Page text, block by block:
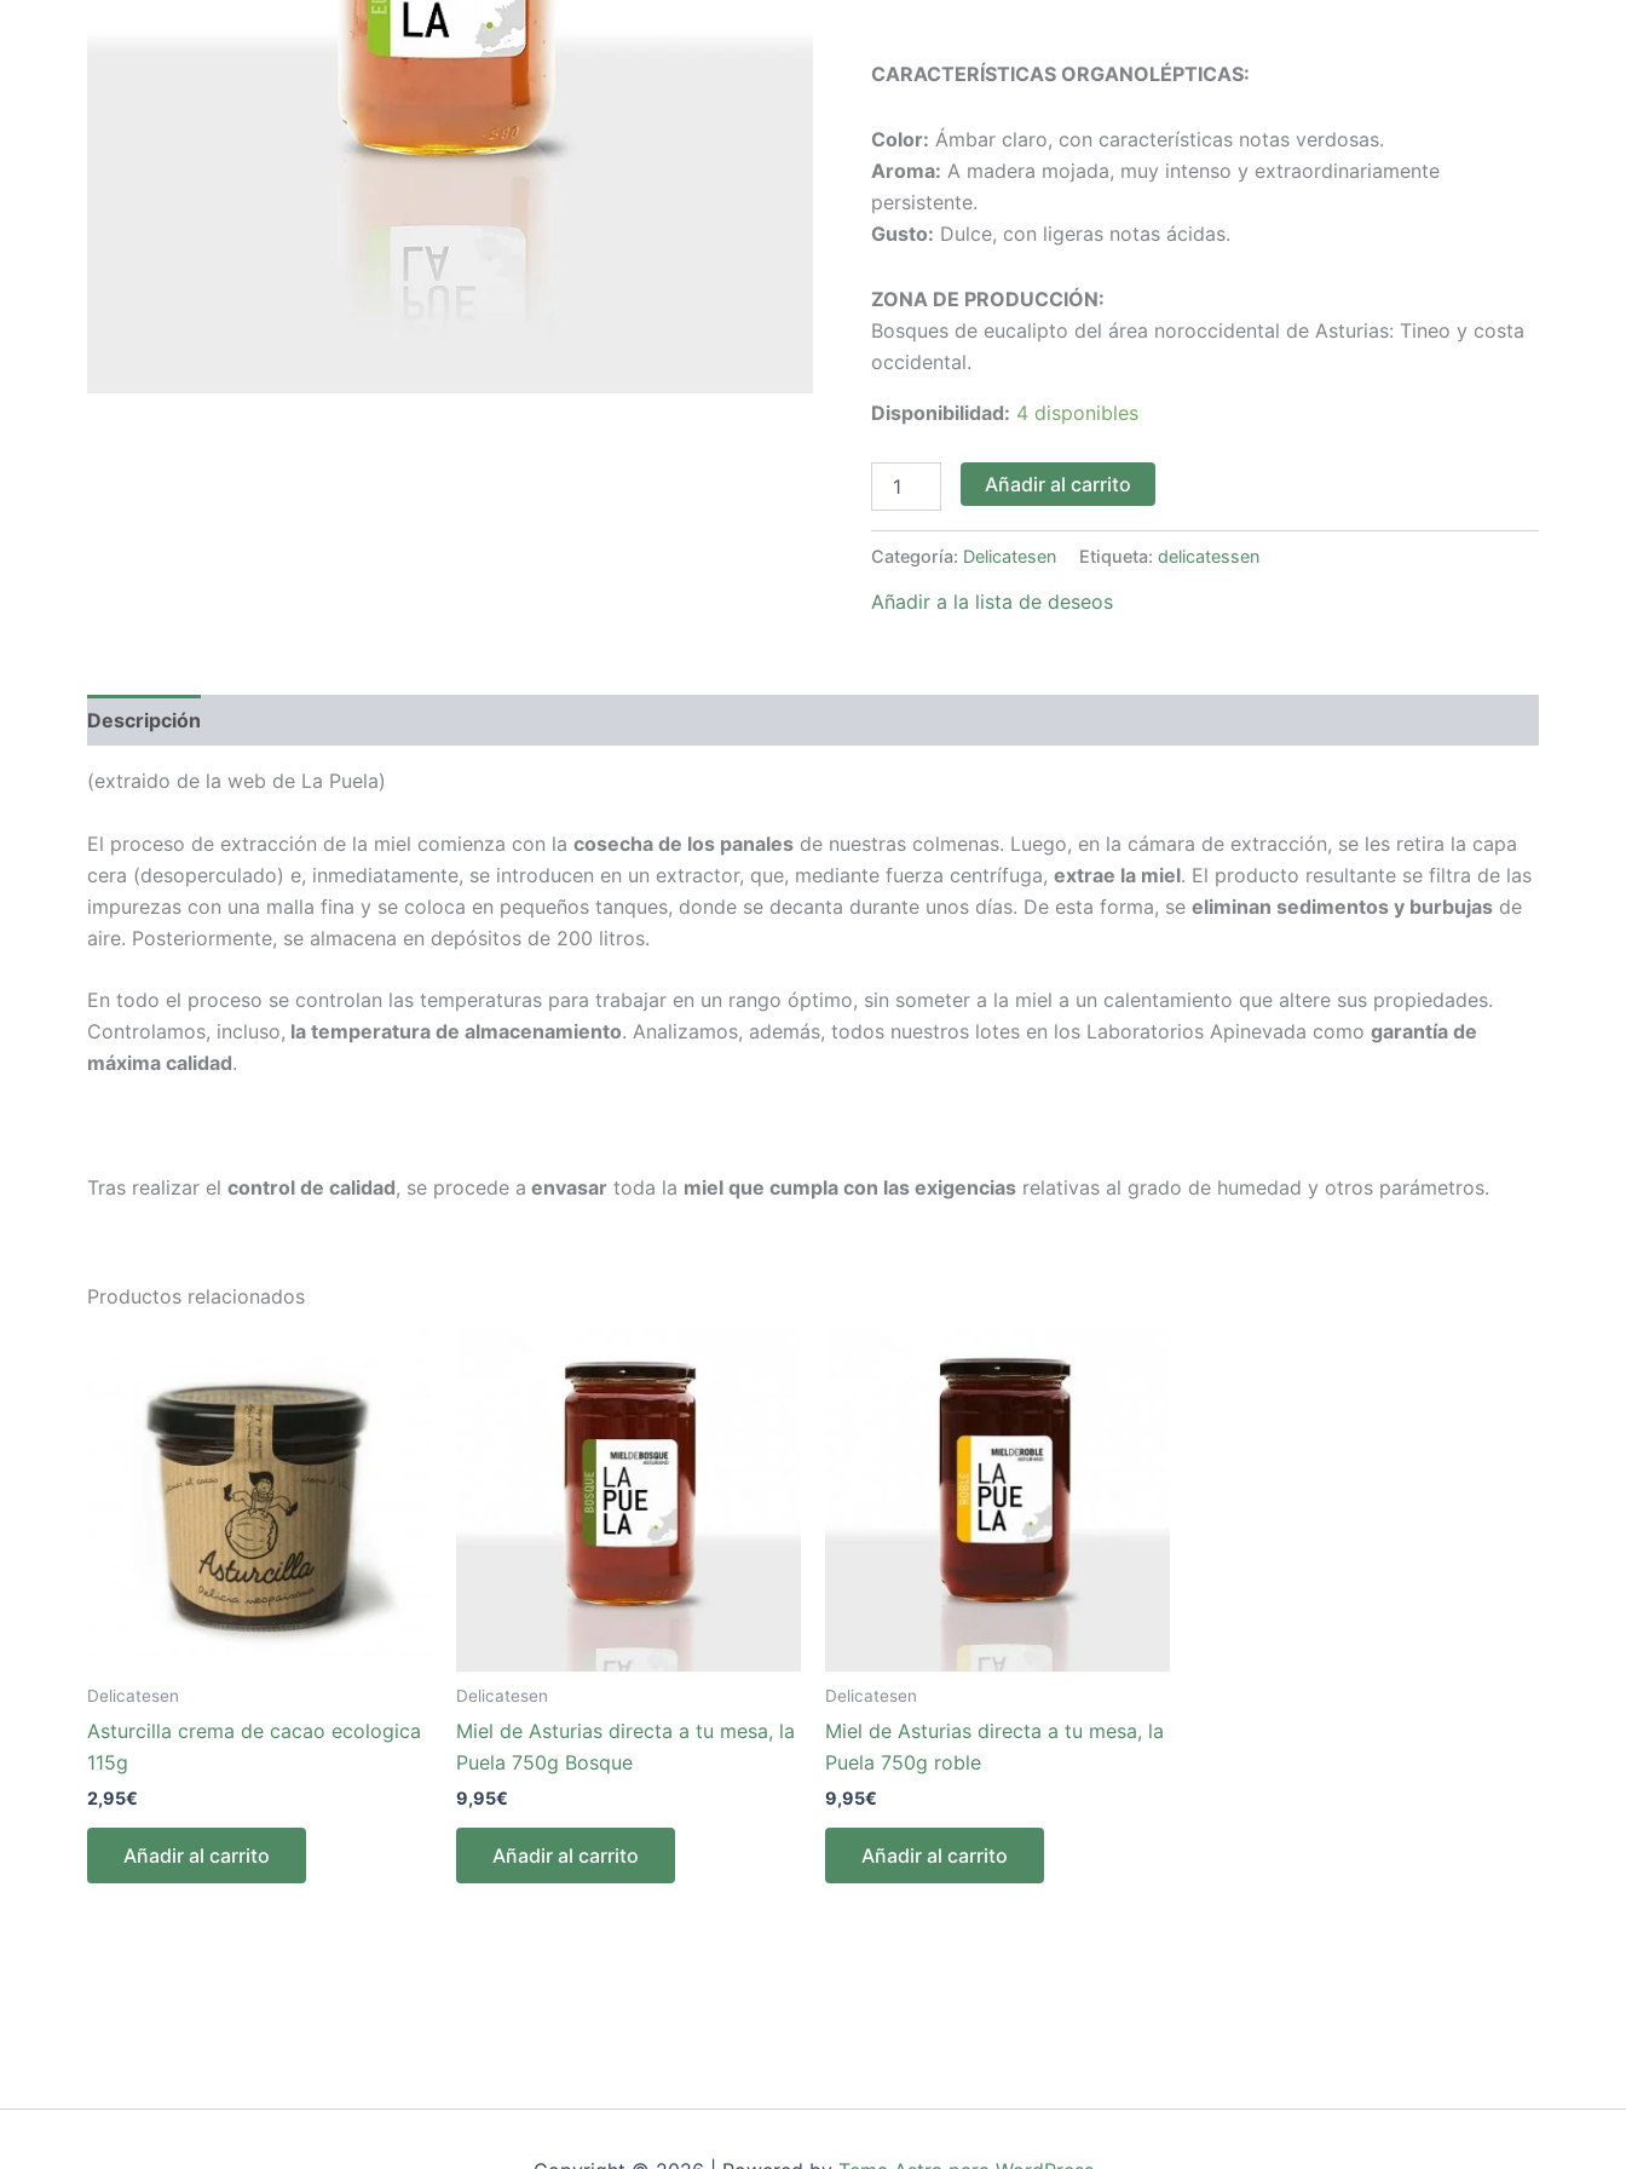
CARACTERÍSTICAS ORGANOLÉPTICAS:
Color: Ámbar claro, con características notas verdosas.
Aroma: A madera mojada, muy intenso y extraordinariamente
persistente.
Gusto: Dulce, con ligeras notas ácidas.
ZONA DE PRODUCCIÓN:
Bosques de eucalipto del área noroccidental de Asturias: Tineo y costa
occidental.
Disponibilidad: 4 disponibles
Añadir al carrito
Categoría: Delicatesen Etiqueta: delicatessen
Añadir a la lista de deseos
Descripción
(extraido de la web de La Puela)
El proceso de extracción de la miel comienza con la cosecha de los panales de nuestras colmenas. Luego, en la cámara de extracción, se les retira la capa
cera (desoperculado) e, inmediatamente, se introducen en un extractor, que, mediante fuerza centrífuga, extrae la miel. El producto resultante se filtra de las
impurezas con una malla fina y se coloca en pequeños tanques, donde se decanta durante unos días. De esta forma, se eliminan sedimentos y burbujas de
aire. Posteriormente, se almacena en depósitos de 200 litros.
En todo el proceso se controlan las temperaturas para trabajar en un rango óptimo, sin someter a la miel a un calentamiento que altere sus propiedades.
Controlamos, incluso, la temperatura de almacenamiento. Analizamos, además, todos nuestros lotes en los Laboratorios Apinevada como garantía de
máxima calidad.
Tras realizar el control de calidad, se procede a envasar toda la miel que cumpla con las exigencias relativas al grado de humedad y otros parámetros.
Productos relacionados
Delicatesen
Asturcilla crema de cacao ecologica
115g
2,95€
Añadir al carrito
Delicatesen
Miel de Asturias directa a tu mesa, la
Puela 750g Bosque
9,95€
Añadir al carrito
Delicatesen
Miel de Asturias directa a tu mesa, la
Puela 750g roble
9,95€
Añadir al carrito